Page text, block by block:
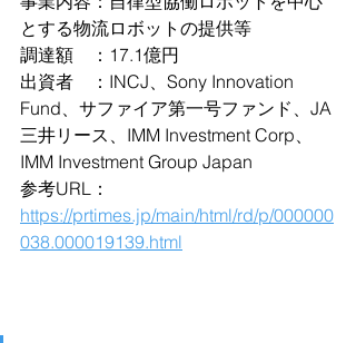
とする物流ロボットの提供等
調達額　：17.1億円
出資者　：INCJ、Sony Innovation
Fund、サファイア第一号ファンド、JA
三井リース、IMM Investment Corp、
IMM Investment Group Japan
参考URL：
https://prtimes.jp/main/html/rd/p/000000
038.000019139.html